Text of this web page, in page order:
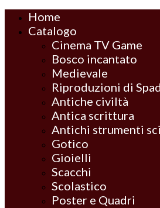
Home
Catalogo
Cinema TV Game
Bosco incantato
Medievale
Riproduzioni di
Antiche civiltà
Antica scrittura
Antichi strumenti
Gotico
Gioielli
Scacchi
Scolastico
Poster e Quadri